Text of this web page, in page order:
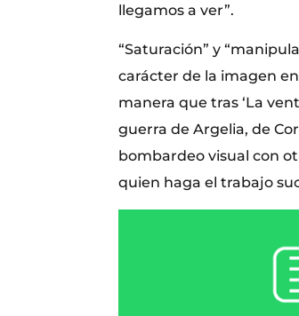
llegamos a ver”.
“Saturación” y
carácter de la imagen
manera que tras ‘La
guerra de Argelia, de
bombardeo visual con
quien haga el trabajo